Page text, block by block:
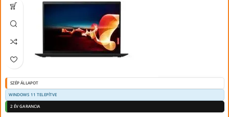
SZÉP ÁLLAPOT
WINDOWS 11 TELEPÍTVE
2 ÉV GARANCIA